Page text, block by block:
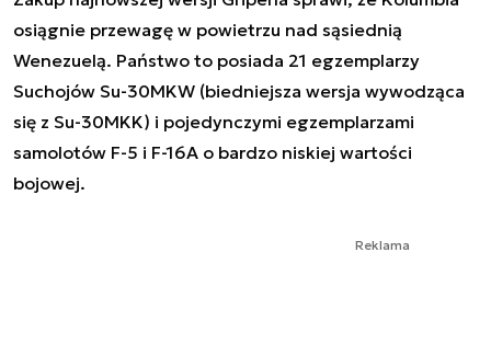
osiągnie przewagę w powietrzu nad sąsiednią
Wenezuelą. Państwo to posiada 21 egzemplarzy
Suchojów Su-30MKW (biedniejsza wersja wywodząca
się z Su-30MKK) i pojedynczymi egzemplarzami
samolotów F-5 i F-16A o bardzo niskiej wartości
bojowej.
Reklama